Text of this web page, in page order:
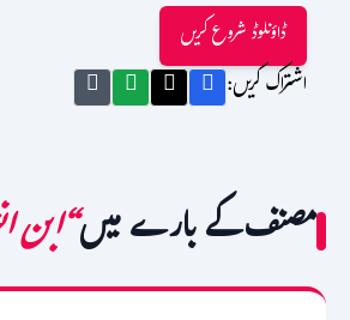
ڈاؤنلوڈ شروع کریں
اشتراک کریں:
مصنف کے بارے میں“ابن